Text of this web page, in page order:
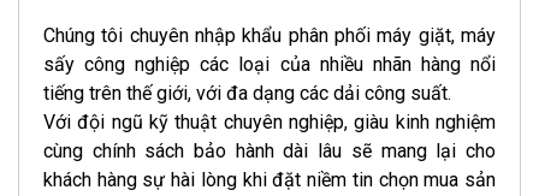
Chúng tôi chuyên nhập khẩu phân phối máy giặt, máy
sấy công nghiệp các loại của nhiều nhãn hàng nổi
tiếng trên thế giới, với đa dạng các dải công suất.
Với đội ngũ kỹ thuật chuyên nghiệp, giàu kinh nghiệm
cùng chính sách bảo hành dài lâu sẽ mang lại cho
khách hàng sự hài lòng khi đặt niềm tin chọn mua sản